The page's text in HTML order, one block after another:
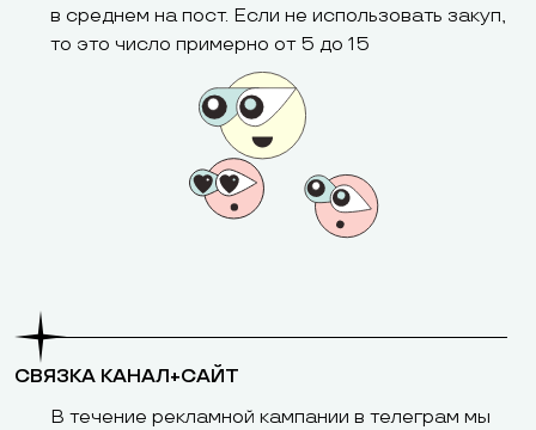
в среднем на пост. Если не использовать закуп,
то это число примерно от 5 до 15
СВЯЗКА КАНАЛ+САЙТ
В течение рекламной кампании в телеграм мы